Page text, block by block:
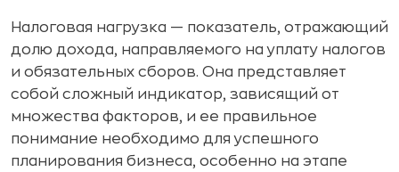
Налоговая нагрузка — показатель, отражающий
долю дохода, направляемого на уплату налогов
и обязательных сборов. Она представляет
собой сложный индикатор, зависящий от
множества факторов, и ее правильное
понимание необходимо для успешного
планирования бизнеса, особенно на этапе